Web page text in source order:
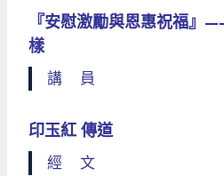
『安慰激勵與恩惠祝福』
樣
講 員
印玉紅 傳道
經 文